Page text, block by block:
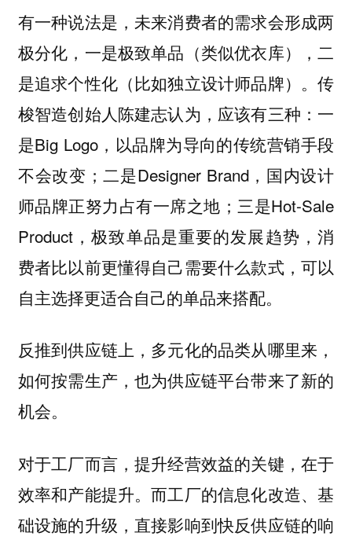
有一种说法是，未来消费者的需求会形成两
极分化，一是极致单品（类似优衣库），二
是追求个性化（比如独立设计师品牌）。传
梭智造创始人陈建志认为，应该有三种：一
是Big Logo，以品牌为导向的传统营销手段
不会改变；二是Designer Brand，国内设计
师品牌正努力占有一席之地；三是Hot-Sale
Product，极致单品是重要的发展趋势，消
费者比以前更懂得自己需要什么款式，可以
自主选择更适合自己的单品来搭配。
反推到供应链上，多元化的品类从哪里来，
如何按需生产，也为供应链平台带来了新的
机会。
对于工厂而言，提升经营效益的关键，在于
效率和产能提升。而工厂的信息化改造、基
础设施的升级，直接影响到快反供应链的响